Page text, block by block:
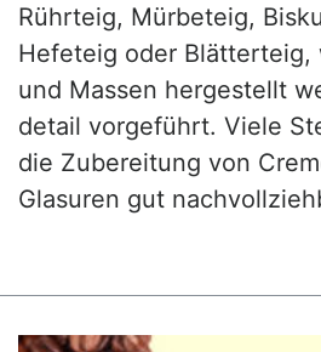
Rührteig, Mürbeteig,
Hefeteig oder Blätterteig,
und Massen hergestellt
detail vorgeführt. Viele
die Zubereitung von
Glasuren gut